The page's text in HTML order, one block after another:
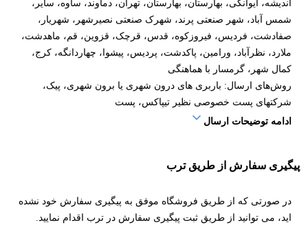
اندیشه، ایوانکی، بهارستان، بهارستان، تهران، دماوند، ساوه، سایر،
شمس آباد، شهر صنعتی پرند، شهرک صنعتی نصیرشهر، شهریار،
صفادشت، فردیس، فیروزکوه، قدس، قرچک، قزوین، قم، ماهدشت،
ملارد، نظرآباد، ورامین، پاکدشت، پردیس، پیشوا، چهاردانگه، کرج،
کمال شهر، گرمسار با هماهنگی
روش‌های ارسال: باربری های درون شهری یا برون شهری، پیک،
شرکتهای پست خصوصی نظیر تیپاکس، پست
ادامه توضیحات ارسال
پیگیری سفارش از طریق ترب
در صورتی که از طریق فروشگاه موفق به پیگیری سفارش خود نشده
اید، می توانید از طریق ثبت پیگیری سفارش در ترب اقدام نمایید.